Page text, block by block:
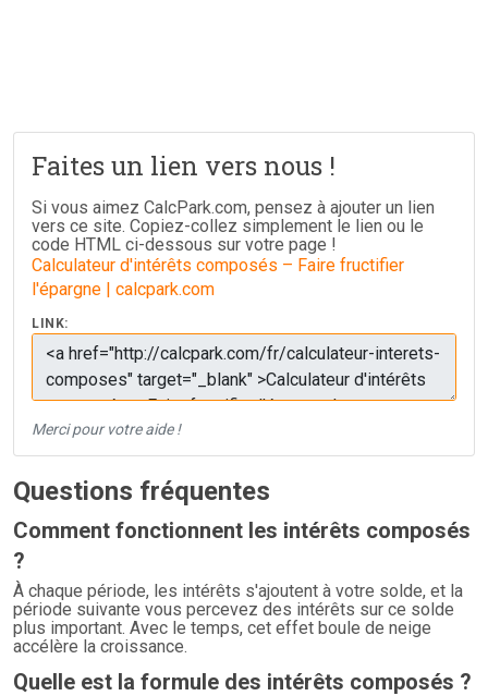
Faites un lien vers nous !
Si vous aimez CalcPark.com, pensez à ajouter un lien
vers ce site. Copiez-collez simplement le lien ou le
code HTML ci-dessous sur votre page !
Calculateur d'intérêts composés – Faire fructifier
l'épargne | calcpark.com
LINK:
Merci pour votre aide !
Questions fréquentes
Comment fonctionnent les intérêts composés
?
À chaque période, les intérêts s'ajoutent à votre solde, et la
période suivante vous percevez des intérêts sur ce solde
plus important. Avec le temps, cet effet boule de neige
accélère la croissance.
Quelle est la formule des intérêts composés ?